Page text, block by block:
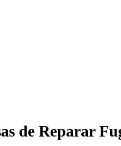
de Reparar